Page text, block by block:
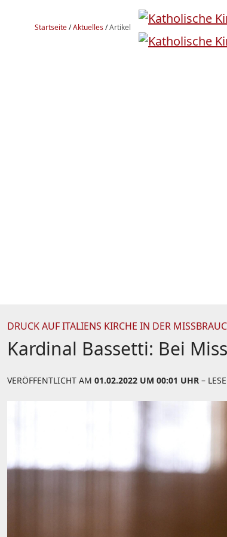
Startseite/Aktuelles/Artikel
DRUCK AUF ITALIENS KIRCHE IN DER
Kardinal Bassetti: Bei
VERÖFFENTLICHT AM 01.02.2022 UM 00:01 UHR –